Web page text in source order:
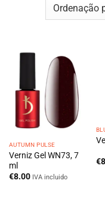
AUTUMN PULSE
Verniz Gel WN73, 7
ml
€8.00 IVA incluido
€